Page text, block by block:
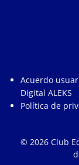
Acuerdo
Digital ALEKS
Política de
© 2026 Club